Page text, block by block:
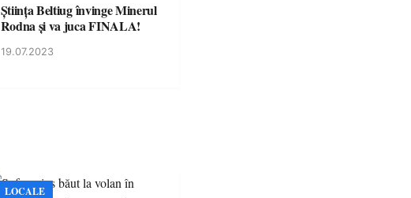
Ştiinţa Beltiug învinge Minerul
Rodna şi va juca FINALA!
19.07.2023
LOCALE